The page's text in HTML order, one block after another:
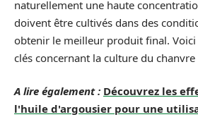
naturellement une haute
doivent être cultivés dans des
obtenir le meilleur produit final.
clés concernant la culture du chanvre
A lire également : Découvrez les
l'huile d'argousier pour une